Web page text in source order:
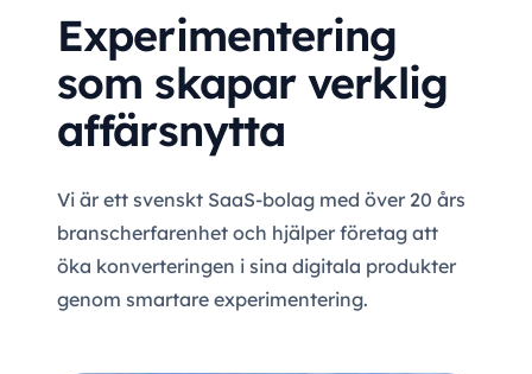
Experimentering
som skapar verklig
affärsnytta
Vi är ett svenskt SaaS-bolag med över 20 års
branscherfarenhet och hjälper företag att
öka konverteringen i sina digitala produkter
genom smartare experimentering.